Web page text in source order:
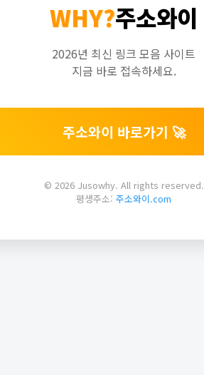
WHY?주소와이
2026년 최신 링크 모음 사이트
지금 바로 접속하세요.
주소와이 바로가기 🚀
© 2026 Jusowhy. All rights reserved.
평생주소: 주소와이.com